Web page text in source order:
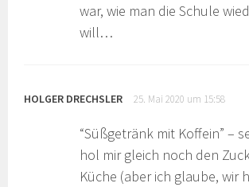
war, wie man die Schule
will…
HOLGER DRECHSLER 25. Mai 2020 um 15:58
“Süßgetränk mit Koffein” –
hol mir gleich noch den
Küche (aber ich glaube, wir